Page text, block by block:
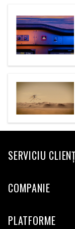
SERVICIU
COMPANIE
PLATFORME